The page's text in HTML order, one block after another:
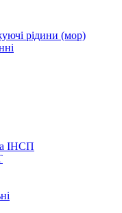
рідини (мор)
ІНСП